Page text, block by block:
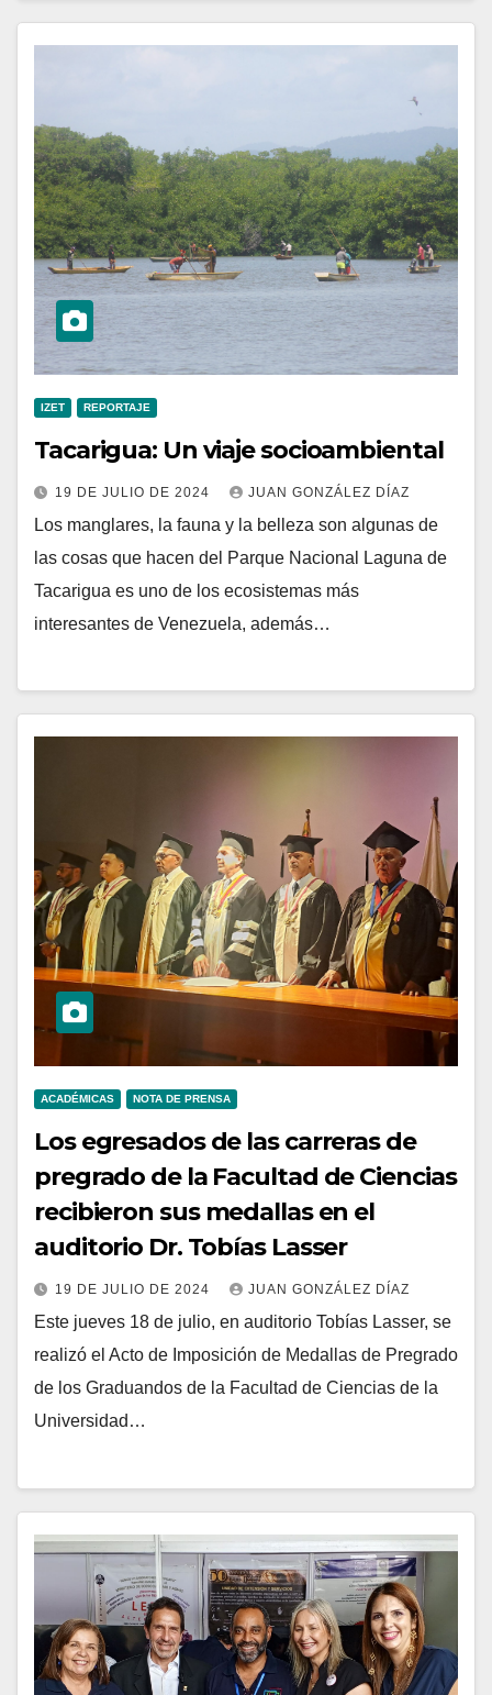
IZET REPORTAJE
Tacarigua: Un viaje socioambiental
19 DE JULIO DE 2024 JUAN GONZÁLEZ DÍAZ
Los manglares, la fauna y la belleza son algunas de
las cosas que hacen del Parque Nacional Laguna de
Tacarigua es uno de los ecosistemas más
interesantes de Venezuela, además…
ACADÉMICAS NOTA DE PRENSA
Los egresados de las carreras de
pregrado de la Facultad de Ciencias
recibieron sus medallas en el
auditorio Dr. Tobías Lasser
19 DE JULIO DE 2024 JUAN GONZÁLEZ DÍAZ
Este jueves 18 de julio, en auditorio Tobías Lasser, se
realizó el Acto de Imposición de Medallas de Pregrado
de los Graduandos de la Facultad de Ciencias de la
Universidad…